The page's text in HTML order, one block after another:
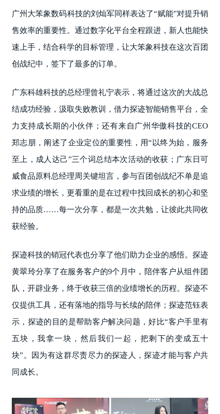
广州大笨象数码科技的刘灿军同样表达了“赋能”对提升销
售效率的重要性。通过数字化平台全程跟进，新人也能快
速上手，结合科学的目标管理，让大笨象科技在这次百团
创战纪中，签下了最多的订单。
广东科雄科技的总经理曾礼宁表示，将通过这次的大战总
结成功经验，汲取失败教训，借力探迹智能销售平台，全
力支持成长期的小伙伴；还有来自广州华傲科技的CEO
郑志朋，阐述了企业定位的重要性，用“以终为始，服务
至上，成人达己”三个词总结本次活动的收获；广东日可
威食品原料总经理周关键坦言，参与百团创战纪不单是追
求业绩的增长，更看重的是在过程中找回成长的初心和坚
持的品质……每一次分享，都是一次共勉，让彼此共同收
获经验。
探迹科技的销冠代表也分享了他们助力企业的感悟。探迹
黄翠玲分享了在服务客户的9个月中，陪伴客户从组件团
队，开辟业务，终于收获三倍的业绩增长的历程。探迹不
仅提供工具，还有落地的指导与长续的陪伴；探迹范钰表
示，探迹的目的是帮助客户解决问题，好比“客户手里有
五块，我拿一块，然后我们一起，把剩下的变成五十
块”。因为有这群尽责尽力的探迹人，探迹才能与客户共
同成长。